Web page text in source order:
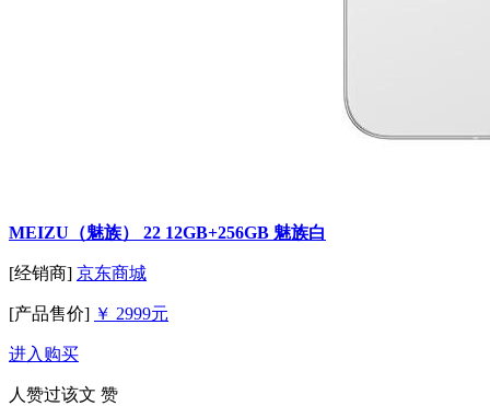
MEIZU（魅族） 22 12GB+256GB 魅族白
[经销商] 京东商城
[产品售价] ￥ 2999元
进入购买
人赞过该文 赞